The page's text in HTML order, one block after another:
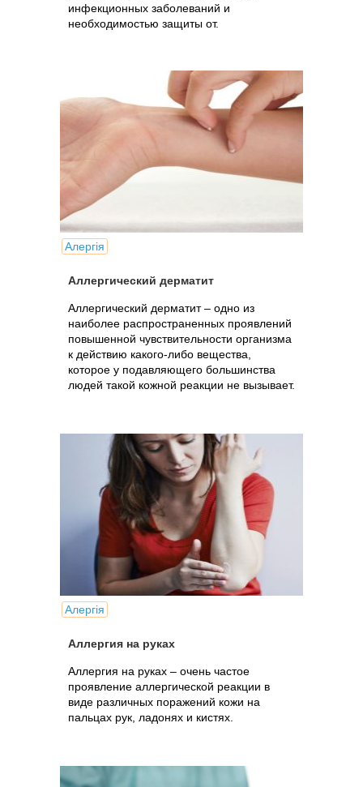
инфекционных заболеваний и
необходимостью защиты от.
Алергія
Аллергический дерматит
Аллергический дерматит – одно из
наиболее распространенных проявлений
повышенной чувствительности организма
к действию какого-либо вещества,
которое у подавляющего большинства
людей такой кожной реакции не вызывает.
Алергія
Аллергия на руках
Аллергия на руках – очень частое
проявление аллергической реакции в
виде различных поражений кожи на
пальцах рук, ладонях и кистях.